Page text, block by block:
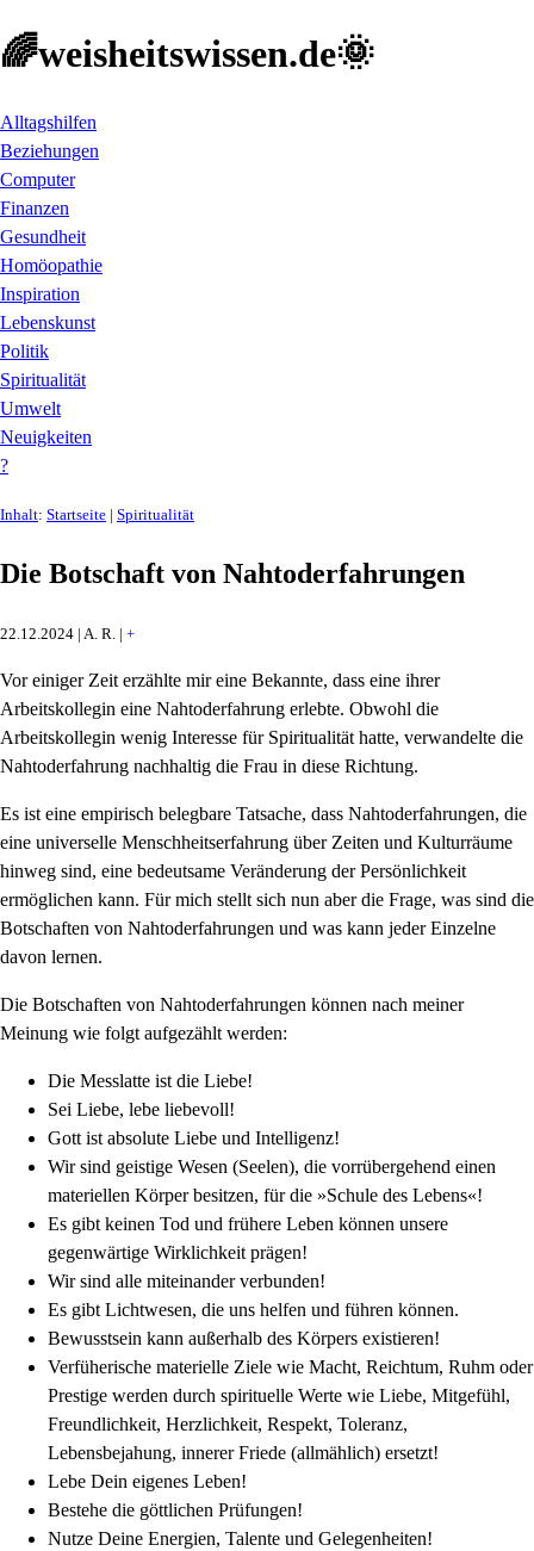
🌈weisheitswissen.de🌞
Alltagshilfen
Beziehungen
Computer
Finanzen
Gesundheit
Homöopathie
Inspiration
Lebenskunst
Politik
Spiritualität
Umwelt
Neuigkeiten
?
Inhalt: Startseite | Spiritualität
Die Botschaft von Nahtoderfahrungen
22.12.2024 | A. R. | +
Vor einiger Zeit erzählte mir eine Bekannte, dass eine ihrer
Arbeitskollegin eine Nahtoderfahrung erlebte. Obwohl die
Arbeitskollegin wenig Interesse für Spiritualität hatte, verwandelte die
Nahtoderfahrung nachhaltig die Frau in diese Richtung.
Es ist eine empirisch belegbare Tatsache, dass Nahtoderfahrungen, die
eine universelle Menschheitserfahrung über Zeiten und Kulturräume
hinweg sind, eine bedeutsame Veränderung der Persönlichkeit
ermöglichen kann. Für mich stellt sich nun aber die Frage, was sind die
Botschaften von Nahtoderfahrungen und was kann jeder Einzelne
davon lernen.
Die Botschaften von Nahtoderfahrungen können nach meiner
Meinung wie folgt aufgezählt werden:
Die Messlatte ist die Liebe!
Sei Liebe, lebe liebevoll!
Gott ist absolute Liebe und Intelligenz!
Wir sind geistige Wesen (Seelen), die vorrübergehend einen
materiellen Körper besitzen, für die »Schule des Lebens«!
Es gibt keinen Tod und frühere Leben können unsere
gegenwärtige Wirklichkeit prägen!
Wir sind alle miteinander verbunden!
Es gibt Lichtwesen, die uns helfen und führen können.
Bewusstsein kann außerhalb des Körpers existieren!
Verfüherische materielle Ziele wie Macht, Reichtum, Ruhm oder
Prestige werden durch spirituelle Werte wie Liebe, Mitgefühl,
Freundlichkeit, Herzlichkeit, Respekt, Toleranz,
Lebensbejahung, innerer Friede (allmählich) ersetzt!
Lebe Dein eigenes Leben!
Bestehe die göttlichen Prüfungen!
Nutze Deine Energien, Talente und Gelegenheiten!